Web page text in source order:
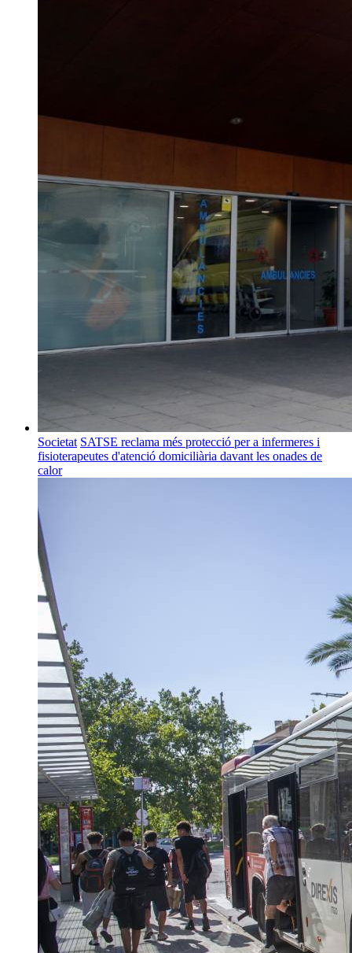
Societat SATSE reclama més protecció per a infermeres i
fisioterapeutes d'atenció domiciliària davant les onades de
calor